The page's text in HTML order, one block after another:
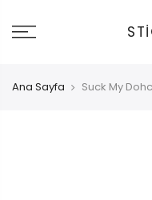
git
Ana Sayfa Suck My